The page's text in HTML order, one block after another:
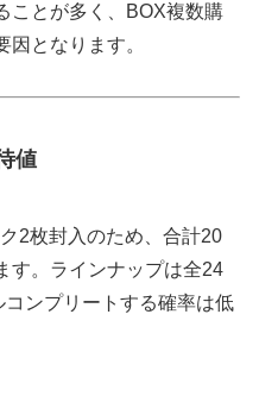
ことが多く、BOX複数購
となります。
値
2枚封入のため、合計20
す。ラインナップは全24
ンプリートする確率は低